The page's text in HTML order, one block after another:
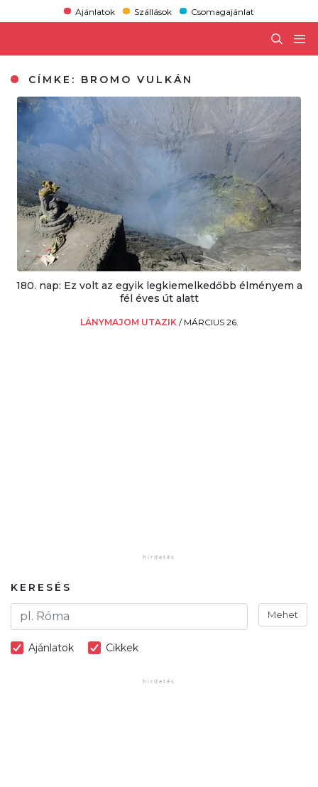
Ajánlatok Szállások Csomagajánlat
CÍMKE: BROMO VULKÁN
180. nap: Ez volt az egyik legkiemelkedőbb élményem a
fél éves út alatt
LÁNYMAJOM UTAZIK / MÁRCIUS 26.
KERESÉS
Mehet
Ajánlatok Cikkek